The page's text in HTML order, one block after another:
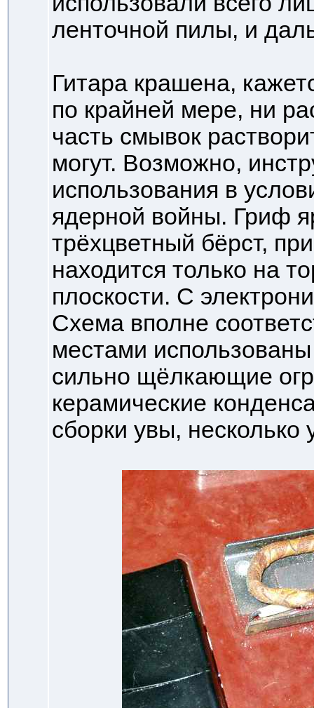
ленточной пилы, и
Гитара крашена,
по крайней мере, ни
часть смывок
могут. Возможно,
использования в
ядерной войны. Гриф
трёхцветный бёрст,
находится только на
плоскости. С
Схема вполне
местами
сильно щёлкающие
керамические
сборки увы, несколько